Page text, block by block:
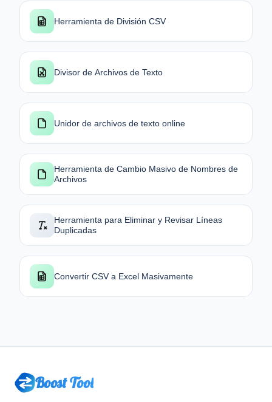
Herramienta de División CSV
Divisor de Archivos de Texto
Unidor de archivos de texto online
Herramienta de Cambio Masivo de Nombres de
Archivos
Herramienta para Eliminar y Revisar Líneas
Duplicadas
Convertir CSV a Excel Masivamente
Boost Tool